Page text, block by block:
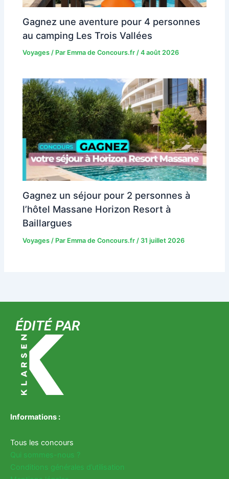
Gagnez une aventure pour 4 personnes
au camping Les Trois Vallées
Voyages / Par Emma de Concours.fr/4 août 2026
Gagnez un séjour pour 2 personnes à
l’hôtel Massane Horizon Resort à
Baillargues
Voyages / Par Emma de Concours.fr / 31 juillet 2026
ÉDITÉ PAR
Informations :
Tous les concours
Qui sommes-nous ?
Conditions générales d’utilisation